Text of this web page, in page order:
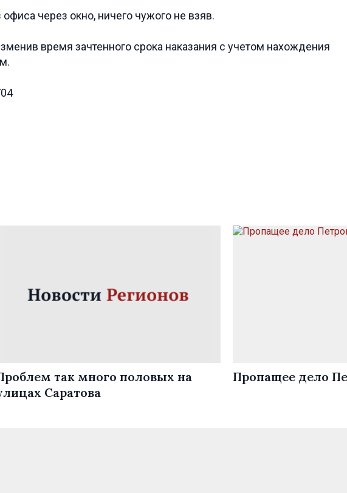
через окно, ничего чужого не взяв.
время зачтенного срока наказания с учетом нахождения
так много половых на
Саратова
Пропащее дело